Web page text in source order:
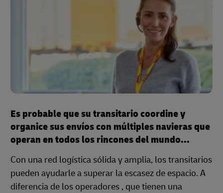
Es probable que su transitario coordine y
organice sus envíos con múltiples navieras que
operan en todos los rincones del mundo...
Con una red logística sólida y amplia, los transitarios
pueden ayudarle a superar la escasez de espacio. A
diferencia de los operadores , que tienen una